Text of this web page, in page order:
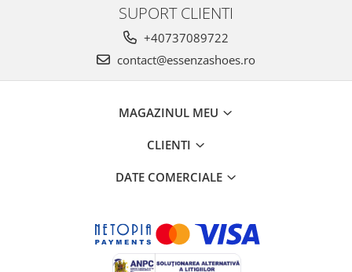
SUPORT CLIENTI
+40737089722
contact@essenzashoes.ro
MAGAZINUL MEU
CLIENTI
DATE COMERCIALE